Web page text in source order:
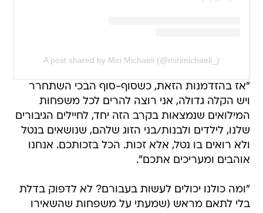
A post shared by Miri Michaeli (@mirimichaeli_)
"אז בהזדמנות הזאת, כשסוף-סוף הבכי השתחרר
ויש הקלה גדולה, אני רוצה להרים לכל משפחות
המילואים שנמצאות בקרב הזה יחד, לחיילים הגיבורים
שלנו, לילדים ולבנות/בני הזוג שלהם, שנושאים בנטל
ולא רואים בו נטל, אלא זכות. הכל בזכותכם. אנחנו
אוהבים ומעריכים אתכם".
"ומה כולנו יכולים לעשות בעבורם? לא לדפוק בדלת
בלי לתאם מראש (שמעתי על משפחות שהשאירו